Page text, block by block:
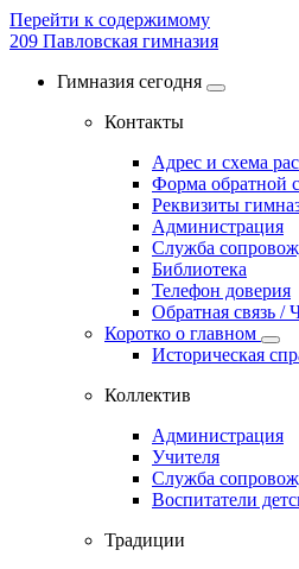
Перейти к содержимому
209 Павловская гимназия
Гимназия сегодня
Контакты
Адрес и схема
Форма обратной
Реквизиты
Администрация
Служба
Библиотека
Телефон доверия
Обратная связь /
Коротко о главном
Историческая
Коллектив
Администрация
Учителя
Служба
Воспитатели
Традиции